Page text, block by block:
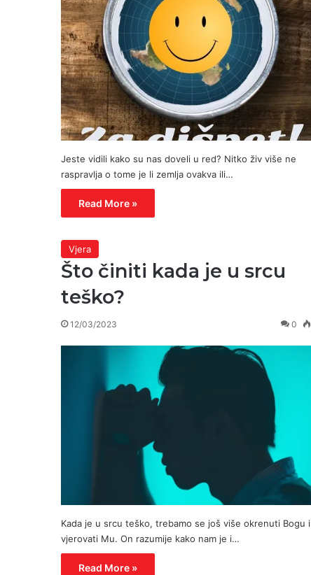
Jeste vidili kako su nas doveli u red? Nitko živ više ne
raspravlja o tome je li zemlja ovakva ili…
Read More »
Vjera
Što činiti kada je u srcu
teško?
12/03/2023 0
Kada je u srcu teško, trebamo se još više okrenuti Bogu i
vjerovati Mu. On razumije kako nam je i…
Read More »